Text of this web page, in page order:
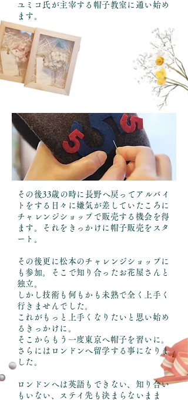
ユミコ氏が主宰する帽子教室に通い始め
ます。
その後33歳の時に長野へ戻ってアルバイ
トをする日々に嫌気が差していたころに
チャレンジショップで販売する機会を得
ます。それをきっかけに帽子販売をスタ
ート。
その後更に松本のチャレンジショップに
も参加。そこで知り合ったお花屋さんと
独立。
しかし技術も何もかも未熟で全く上手く
行きませんでした。
これがもっと上手くなりたいと思い始め
るきっかけに。
そこからもう一度東京へ帽子を習いに。
さらにはロンドンへ留学する事になりま
した。
ロンドンへは英語もできない、知り合い
もいない、ステイ先も決まらないまま